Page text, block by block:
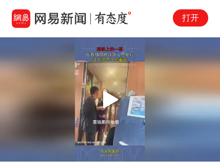
打开
Play